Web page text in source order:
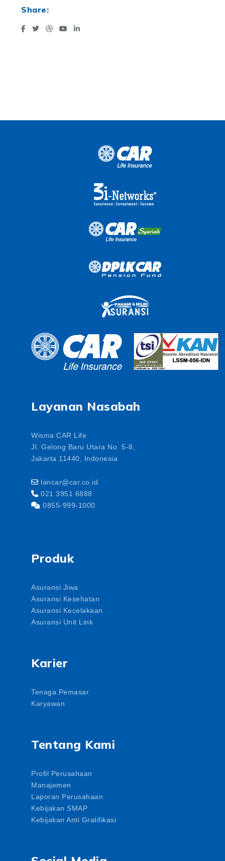
Share:
Layanan Nasabah
Wisma CAR Life
Jl. Gelong Baru Utara No. 5-8,
Jakarta 11440, Indonesia
lancar@car.co.id
021 3951 6888
0855-999-1000
Produk
Asuransi Jiwa
Asuransi Kesehatan
Asuransi Kecelakaan
Asuransi Unit Link
Karier
Tenaga Pemasar
Karyawan
Tentang Kami
Profil Perusahaan
Manajemen
Laporan Perusahaan
Kebijakan SMAP
Kebijakan Anti Gratifikasi